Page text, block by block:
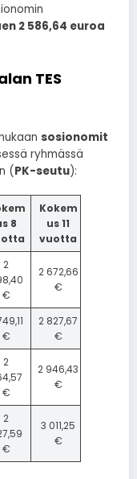
2 586,64 euroa
TES
sosionomit
ryhmässä
(PK-seutu):
8
Kokem
us 11
vuotta
2
€
2 672,66
€
€
2 827,67
€
2
€
2 946,43
€
2
€
3 011,25
€